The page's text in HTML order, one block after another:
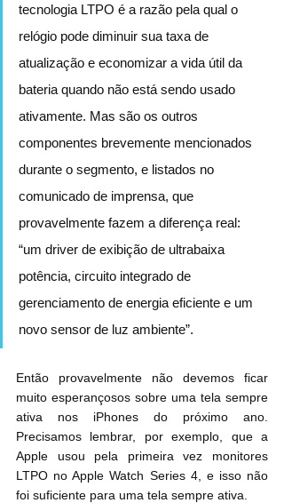
tecnologia LTPO é a razão pela qual o
relógio pode diminuir sua taxa de
atualização e economizar a vida útil da
bateria quando não está sendo usado
ativamente. Mas são os outros
componentes brevemente mencionados
durante o segmento, e listados no
comunicado de imprensa, que
provavelmente fazem a diferença real:
“um driver de exibição de ultrabaixa
potência, circuito integrado de
gerenciamento de energia eficiente e um
novo sensor de luz ambiente”.
Então provavelmente não devemos ficar
muito esperançosos sobre uma tela sempre
ativa nos iPhones do próximo ano.
Precisamos lembrar, por exemplo, que a
Apple usou pela primeira vez monitores
LTPO no Apple Watch Series 4, e isso não
foi suficiente para uma tela sempre ativa.